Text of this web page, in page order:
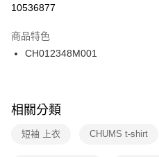
１．於結帳方式選擇「AFTEE先享後
２．訂單成立數日內，您將收到繳費通
３．收到繳費通知簡訊後14天內，點
ATM／網路銀行／等多元方式進行付款
※ 交易是否成功請以「AFTEE先享後
是否繳費成功／繳費後需取消欲退款
客戶支援中心」
https://
每筆NT$100，滿NT$1,500(含以
付款後門市自取
每筆NT$100，滿NT$1,500(含以
10536877
商品特色
CH012348M001
相關分類
短袖 上衣 CHUMS t-shirt